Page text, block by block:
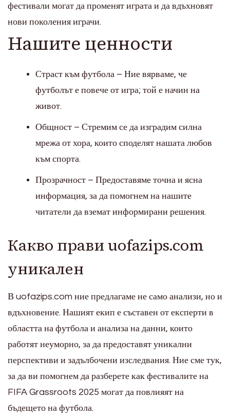
фестивали могат да променят играта и да вдъхновят
нови поколения играчи.
Нашите ценности
Страст към футбола – Ние вярваме, че
футболът е повече от игра; той е начин на
живот.
Общност – Стремим се да изградим силна
мрежа от хора, които споделят нашата любов
към спорта.
Прозрачност – Предоставяме точна и ясна
информация, за да помогнем на нашите
читатели да вземат информирани решения.
Какво прави uofazips.com
уникален
В uofazips.com ние предлагаме не само анализи, но и
вдъхновение. Нашият екип е съставен от експерти в
областта на футбола и анализа на данни, които
работят неуморно, за да предоставят уникални
перспективи и задълбочени изследвания. Ние сме тук,
за да ви помогнем да разберете как фестивалите на
FIFA Grassroots 2025 могат да повлияят на
бъдещето на футбола.